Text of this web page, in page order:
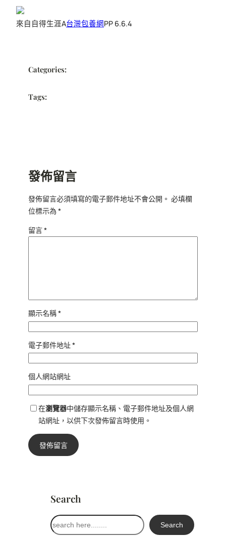
來自自得生涯A台灣包養網PP 6.6.4
Categories:
Tags:
發佈留言
發佈留言必須填寫的電子郵件地址不會公開。 必填欄
位標示為*
留言*
顯示名稱*
電子郵件地址*
個人網站網址
在瀏覽器中儲存顯示名稱、電子郵件地址及個人網
站網址，以供下次發佈留言時使用。
Search
搜
尋
Search